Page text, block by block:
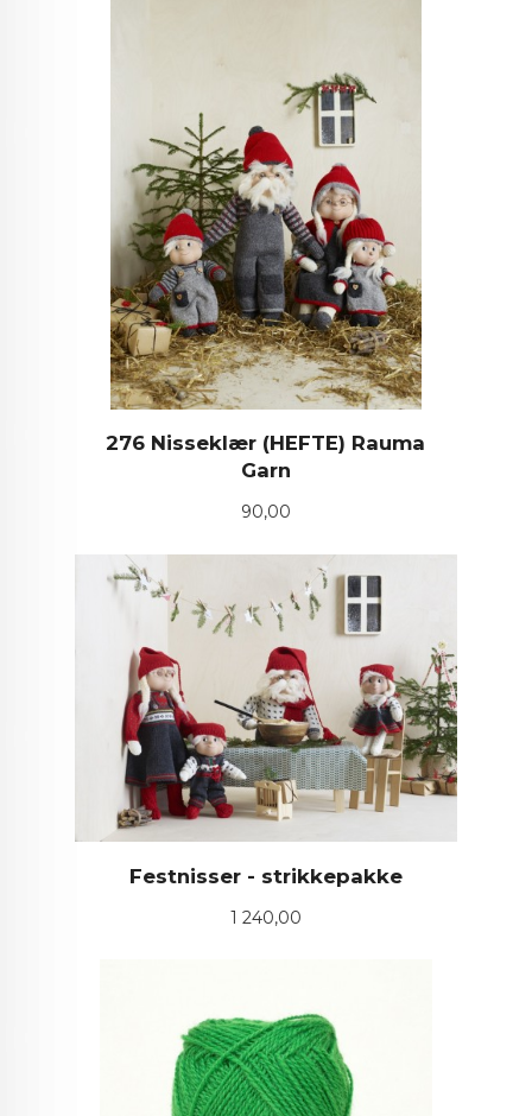
276 Nisseklær (HEFTE) Rauma
Garn
Pris
90,00
Festnisser - strikkepakke
Pris
1 240,00